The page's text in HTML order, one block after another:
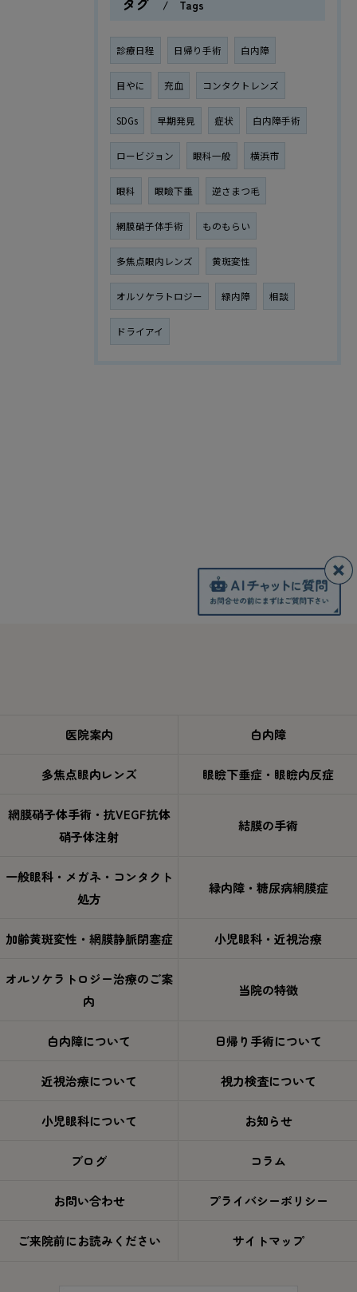
Tags
診療日程 日帰り手術 白内障
目やに 充血 コンタクトレンズ
SDGs 早期発見 症状 白内障手術
ロービジョン 眼科一般 横浜市
眼科 眼瞼下垂 逆さまつ毛
網膜硝子体手術 ものもらい
多焦点眼内レンズ 黄斑変性
オルソケラトロジー 緑内障 相談
ドライアイ
医院案内 白内障
多焦点眼内レンズ 眼瞼下垂症・眼瞼内反症
網膜硝子体手術・抗VEGF抗体
硝子体注射
結膜の手術
一般眼科・メガネ・コンタクト
処方
緑内障・糖尿病網膜症
加齢黄斑変性・網膜静脈閉塞症 小児眼科・近視治療
オルソケラトロジー治療のご案
内
当院の特徴
白内障について 日帰り手術について
近視治療について 視力検査について
小児眼科について お知らせ
ブログ コラム
お問い合わせ プライバシーポリシー
ご来院前にお読みください サイトマップ